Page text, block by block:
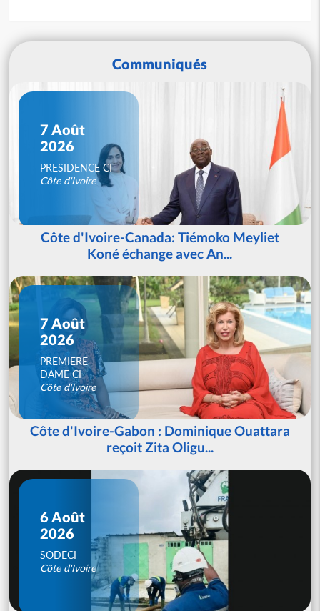
Communiqués
7 Août
2026
PRESIDENCE CI
Côte d'Ivoire
Côte d'Ivoire-Canada: Tiémoko Meyliet
Koné échange avec An...
7 Août
2026
PREMIERE
DAME CI
Côte d'Ivoire
Côte d'Ivoire-Gabon : Dominique Ouattara
reçoit Zita Oligu...
6 Août
2026
SODECI
Côte d'Ivoire